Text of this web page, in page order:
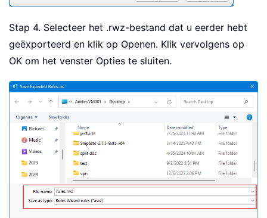
Stap 4. Selecteer het .rwz-bestand dat u eerder hebt
geëxporteerd en klik op Openen. Klik vervolgens op
OK om het venster Opties te sluiten.